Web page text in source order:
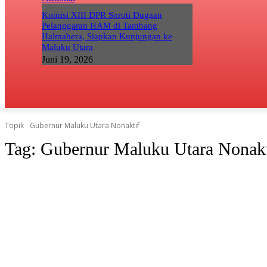
Komisi XIII DPR Soroti Dugaan
Pelanggaran HAM di Tambang
Halmahera, Siapkan Kunjungan ke
Maluku Utara
Juni 19, 2026
Topik Gubernur Maluku Utara Nonaktif
Tag: Gubernur Maluku Utara